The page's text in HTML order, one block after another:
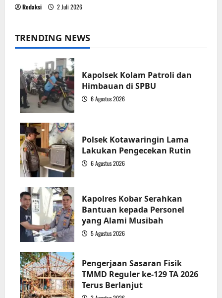
Redaksi 2 Juli 2026
TRENDING NEWS
Kapolsek Kolam Patroli dan
Himbauan di SPBU
6 Agustus 2026
Polsek Kotawaringin Lama
Lakukan Pengecekan Rutin
6 Agustus 2026
Kapolres Kobar Serahkan
Bantuan kepada Personel
yang Alami Musibah
5 Agustus 2026
Pengerjaan Sasaran Fisik
TMMD Reguler ke-129 TA 2026
Terus Berlanjut